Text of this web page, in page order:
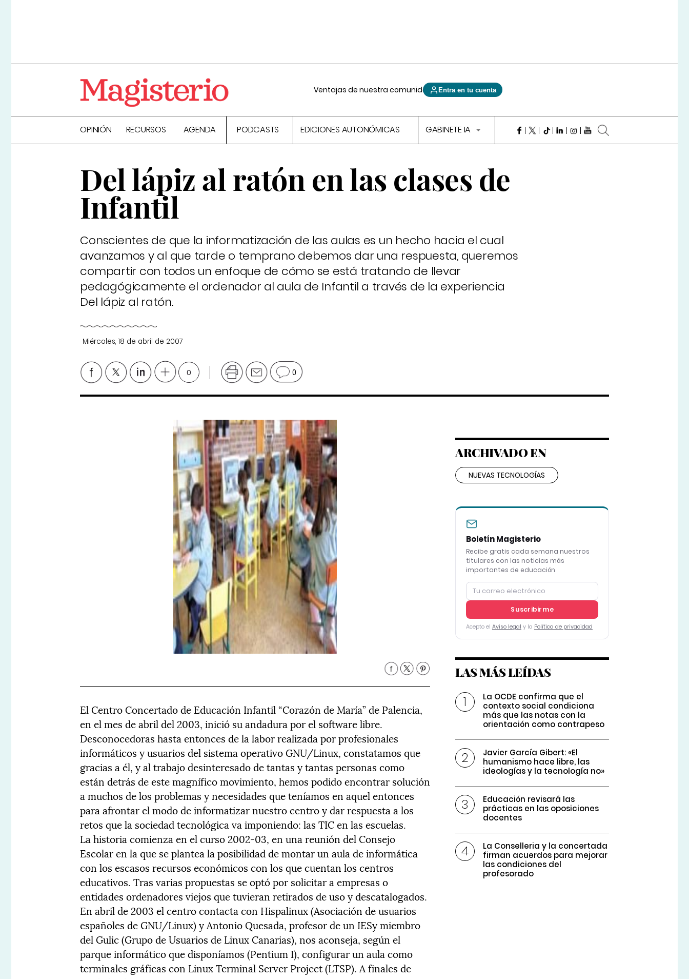
Ventajas de nuestra comunidad Entra en tu cuenta
OPINIÓN RECURSOS AGENDA PODCASTS EDICIONES AUTONÓMICAS GABINETE IA
Del lápiz al ratón en las clases de
Infantil
Conscientes de que la informatización de las aulas es un hecho hacia el cual
avanzamos y al que tarde o temprano debemos dar una respuesta, queremos
compartir con todos un enfoque de cómo se está tratando de llevar
pedagógicamente el ordenador al aula de Infantil a través de la experiencia
Del lápiz al ratón.
Miércoles, 18 de abril de 2007
0 0
El Centro Concertado de Educación Infantil “Corazón de María” de Palencia,
en el mes de abril del 2003, inició su andadura por el software libre.
Desconocedoras hasta entonces de la labor realizada por profesionales
informáticos y usuarios del sistema operativo GNU/Linux, constatamos que
gracias a él, y al trabajo desinteresado de tantas y tantas personas como
están detrás de este magnífico movimiento, hemos podido encontrar solución
a muchos de los problemas y necesidades que teníamos en aquel entonces
para afrontar el modo de informatizar nuestro centro y dar respuesta a los
retos que la sociedad tecnológica va imponiendo: las TIC en las escuelas.
La historia comienza en el curso 2002-03, en una reunión del Consejo
Escolar en la que se plantea la posibilidad de montar un aula de informática
con los escasos recursos económicos con los que cuentan los centros
educativos. Tras varias propuestas se optó por solicitar a empresas o
entidades ordenadores viejos que tuvieran retirados de uso y descatalogados.
En abril de 2003 el centro contacta con Hispalinux (Asociación de usuarios
españoles de GNU/Linux) y Antonio Quesada, profesor de un IESy miembro
del Gulic (Grupo de Usuarios de Linux Canarias), nos aconseja, según el
parque informático que disponíamos (Pentium I), configurar un aula como
terminales gráficas con Linux Terminal Server Project (LTSP). A finales de
ARCHIVADO EN
NUEVAS TECNOLOGÍAS
Boletín Magisterio
Recibe gratis cada semana nuestros
titulares con las noticias más
importantes de educación
Suscribirme
Acepto el Aviso legal y la Política de privacidad
LAS MÁS LEÍDAS
La OCDE confirma que el
contexto social condiciona
más que las notas con la
orientación como contrapeso
Javier García Gibert: «El
humanismo hace libre, las
ideologías y la tecnología no»
Educación revisará las
prácticas en las oposiciones
docentes
La Conselleria y la concertada
firman acuerdos para mejorar
las condiciones del
profesorado